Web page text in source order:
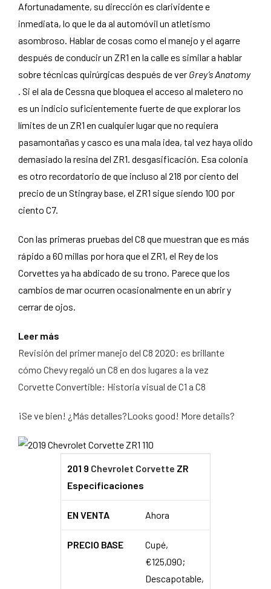
Afortunadamente, su dirección es clarividente e
inmediata, lo que le da al automóvil un atletismo
asombroso. Hablar de cosas como el manejo y el agarre
después de conducir un ZR1 en la calle es similar a hablar
sobre técnicas quirúrgicas después de ver Grey’s Anatomy
. Si el ala de Cessna que bloquea el acceso al maletero no
es un indicio suficientemente fuerte de que explorar los
límites de un ZR1 en cualquier lugar que no requiera
pasamontañas y casco es una mala idea, tal vez haya olido
demasiado la resina del ZR1. desgasificación. Esa colonia
es otro recordatorio de que incluso al 218 por ciento del
precio de un Stingray base, el ZR1 sigue siendo 100 por
ciento C7.
Con las primeras pruebas del C8 que muestran que es más
rápido a 60 millas por hora que el ZR1, el Rey de los
Corvettes ya ha abdicado de su trono. Parece que los
cambios de mar ocurren ocasionalmente en un abrir y
cerrar de ojos.
Leer más
Revisión del primer manejo del C8 2020: es brillante
cómo Chevy regaló un C8 en dos lugares a la vez
Corvette Convertible: Historia visual de C1 a C8
¡Se ve bien! ¿Más detalles?Looks good! More details?
201 9 Chevrolet Corvette ZR
Especificaciones
EN VENTA Ahora
PRECIO BASE
Cupé,
€125,090;
Descapotable,